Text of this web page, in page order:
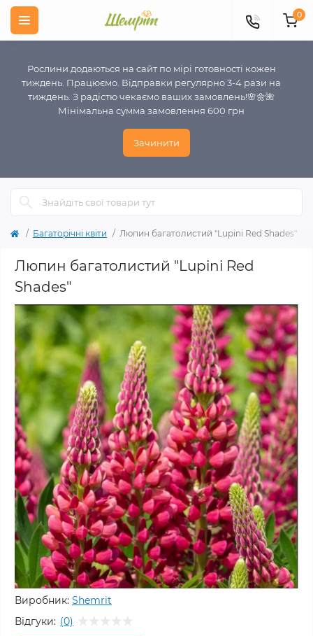
Рослини додаються на сайт по мірі готовності кожен
тиждень. Працюємо. Відправки регулярно 3-4 рази на
тиждень. З радістю чекаємо ваших замовлень!🌸🌼🌺
Мінімальна сумма замовлення 600 грн
Зачинити
0
Багаторічні квіти Люпин багатолистий "Lupini Red Shades"
Люпин багатолистий "Lupini Red
Shades"
Виробник: Shemrit
Відгуки: (0)